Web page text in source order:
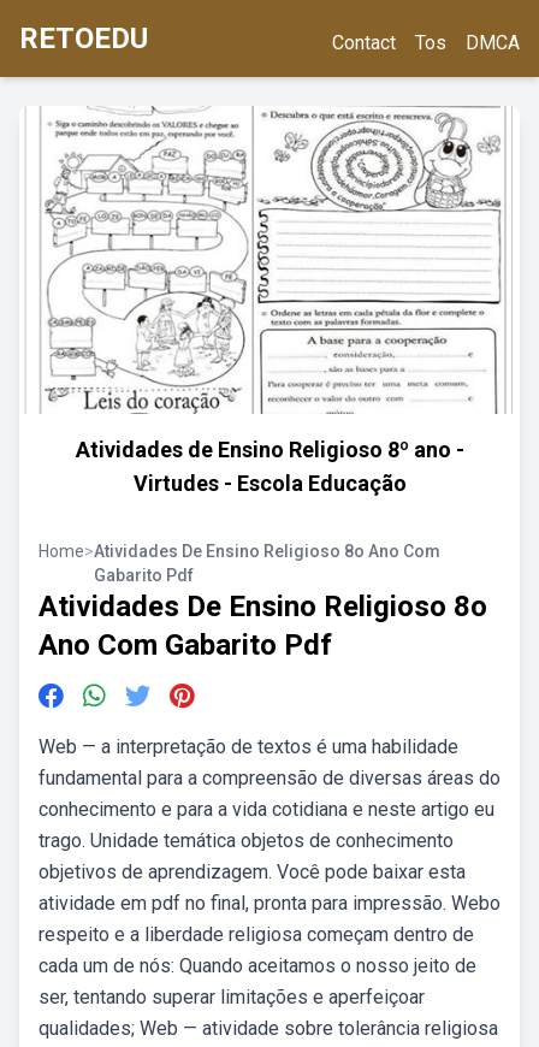
RETOEDU Contact Tos DMCA
Atividades de Ensino Religioso 8º ano -
Virtudes - Escola Educação
Home>Atividades De Ensino Religioso 8o Ano Com
Gabarito Pdf
Atividades De Ensino Religioso 8o
Ano Com Gabarito Pdf
Web — a interpretação de textos é uma habilidade
fundamental para a compreensão de diversas áreas do
conhecimento e para a vida cotidiana e neste artigo eu
trago. Unidade temática objetos de conhecimento
objetivos de aprendizagem. Você pode baixar esta
atividade em pdf no final, pronta para impressão. Webo
respeito e a liberdade religiosa começam dentro de
cada um de nós: Quando aceitamos o nosso jeito de
ser, tentando superar limitações e aperfeiçoar
qualidades; Web — atividade sobre tolerância religiosa